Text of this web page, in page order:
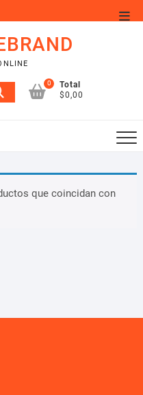
0
Total
$0,00
que coincidan con